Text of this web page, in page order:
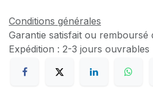
Conditions générales
Garantie satisfait ou remboursé
Expédition : 2-3 jours ouvrables